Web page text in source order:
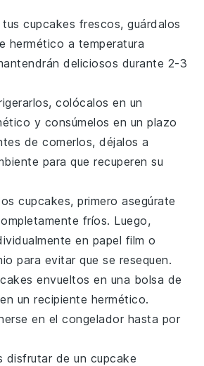
tuscupcakes frescos, guárdalos
hermético a temperatura
deliciosos durante 2-3
colócalos en un
y consúmelos en un plazo
de comerlos, déjalos a
para que recuperen su
cupcakes, primero asegúrate
fríos. Luego,
en papel film o
para evitar que se resequen.
envueltos en una bolsa de
un recipiente hermético.
en el congelador hasta por
disfrutar de un cupcake